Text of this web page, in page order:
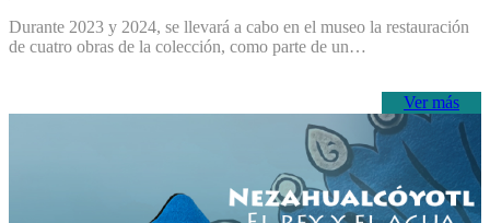
Durante 2023 y 2024, se llevará a cabo en el museo la restauración
de cuatro obras de la colección, como parte de un…
Ver más